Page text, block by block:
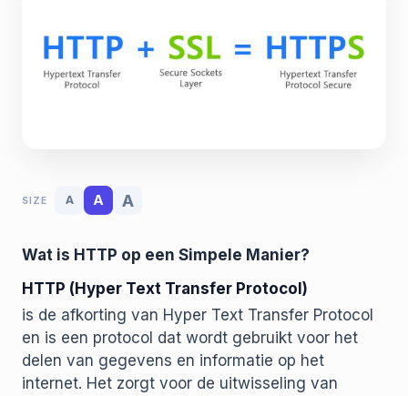
SIZE A A A
Wat is HTTP op een Simpele Manier?
HTTP (Hyper Text Transfer Protocol)
is de afkorting van Hyper Text Transfer Protocol
en is een protocol dat wordt gebruikt voor het
delen van gegevens en informatie op het
internet. Het zorgt voor de uitwisseling van